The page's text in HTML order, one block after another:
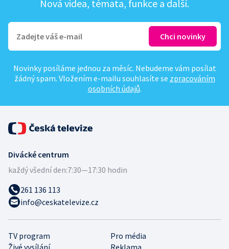
Nová videa, témata, funkce a další.
Novinky posíláme jednou za měsíc. Nebudeme vám posílat
žádný spam. Vložením e-mailu souhlasíte se zpracováním
osobních údajů.